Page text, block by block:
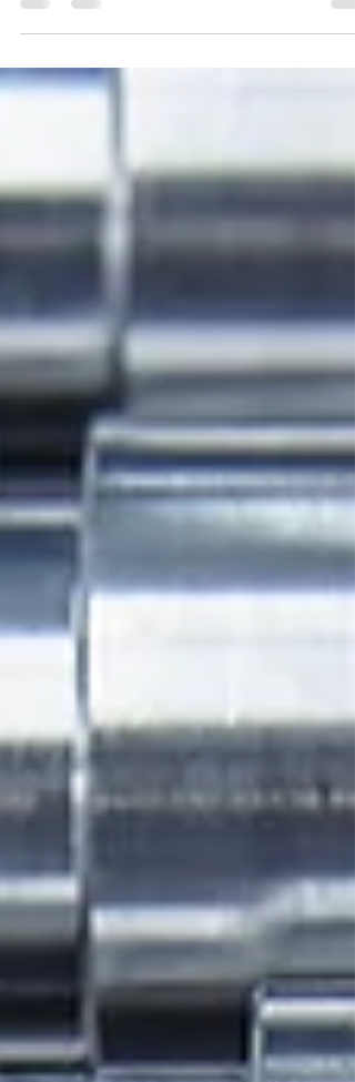
Bipolarplatten gehören zu den teuersten
und fertigungsintensivsten Komponenten
einer Wasserstoff-Brennstoffzelle.
Additive Fertigungsverfahren wie SLS
und geometrisch komplexer herzustellen.